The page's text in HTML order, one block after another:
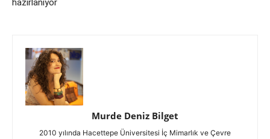
hazırlanıyor
Murde Deniz Bilget
2010 yılında Hacettepe Üniversitesi İç Mimarlık ve Çevre